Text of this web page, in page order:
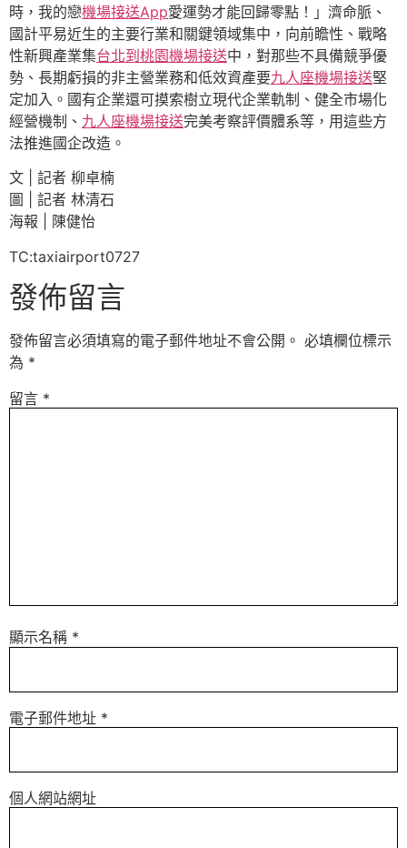
時，我的戀機場接送App愛運勢才能回歸零點！」濟命脈、
國計平易近生的主要行業和關鍵領域集中，向前瞻性、戰略
性新興產業集台北到桃園機場接送中，對那些不具備競爭優
勢、長期虧損的非主營業務和低效資產要九人座機場接送堅
定加入。國有企業還可摸索樹立現代企業軌制、健全市場化
經營機制、 九人座機場接送完美考察評價體系等，用這些方
法推進國企改造。
文 | 記者 柳卓楠
圖 | 記者 林清石
海報 | 陳健怡
TC:taxiairport0727
發佈留言
發佈留言必須填寫的電子郵件地址不會公開。 必填欄位標示
為 *
留言 *
顯示名稱 *
電子郵件地址 *
個人網站網址